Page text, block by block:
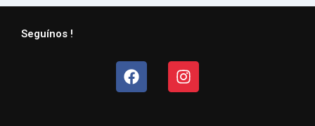
Seguínos !